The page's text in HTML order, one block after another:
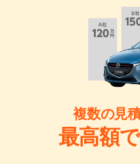
複数の見
最高額